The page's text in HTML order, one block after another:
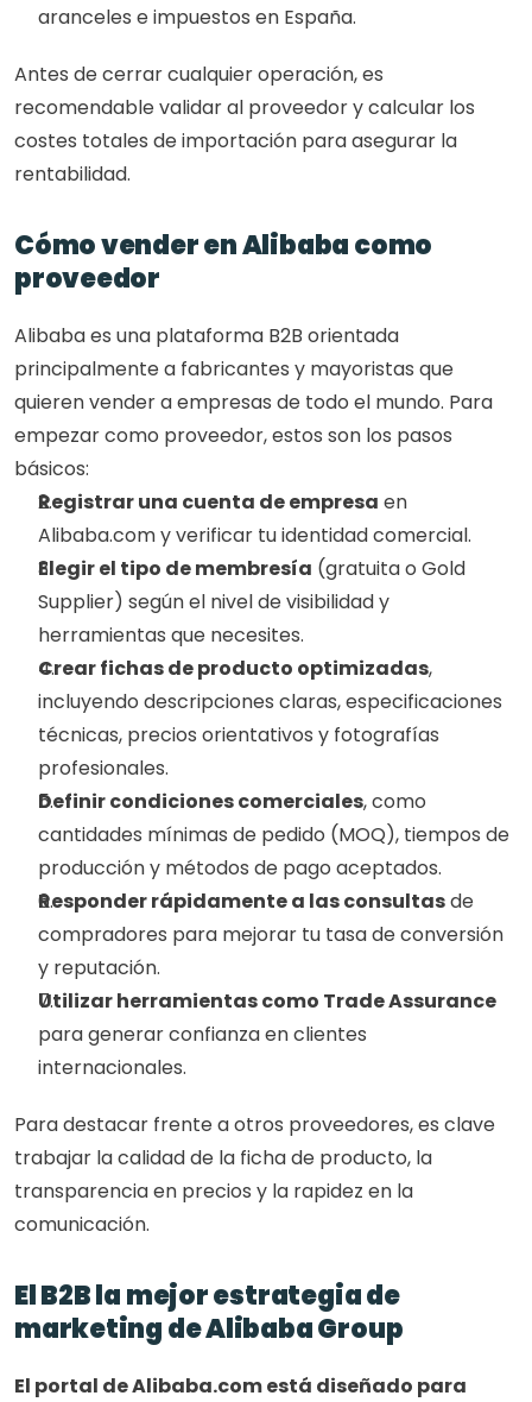
aranceles e impuestos en España.
Antes de cerrar cualquier operación, es
recomendable validar al proveedor y calcular los
costes totales de importación para asegurar la
rentabilidad.
Cómo vender en Alibaba como
proveedor
Alibaba es una plataforma B2B orientada
principalmente a fabricantes y mayoristas que
quieren vender a empresas de todo el mundo. Para
empezar como proveedor, estos son los pasos
básicos:
Registrar una cuenta de empresa en
Alibaba.com y verificar tu identidad comercial.
Elegir el tipo de membresía (gratuita o Gold
Supplier) según el nivel de visibilidad y
herramientas que necesites.
Crear fichas de producto optimizadas,
incluyendo descripciones claras, especificaciones
técnicas, precios orientativos y fotografías
profesionales.
Definir condiciones comerciales, como
cantidades mínimas de pedido (MOQ), tiempos de
producción y métodos de pago aceptados.
Responder rápidamente a las consultas de
compradores para mejorar tu tasa de conversión
y reputación.
Utilizar herramientas como Trade Assurance
para generar confianza en clientes
internacionales.
Para destacar frente a otros proveedores, es clave
trabajar la calidad de la ficha de producto, la
transparencia en precios y la rapidez en la
comunicación.
El B2B la mejor estrategia de
marketing de Alibaba Group
El portal de Alibaba.com está diseñado para